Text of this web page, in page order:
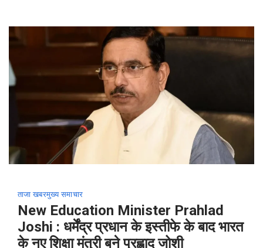
ताजा खबरमुख्य समाचार
New Education Minister Prahlad
Joshi : धर्मेंद्र प्रधान के इस्तीफे के बाद भारत
के नए शिक्षा मंत्री बने प्रह्लाद जोशी